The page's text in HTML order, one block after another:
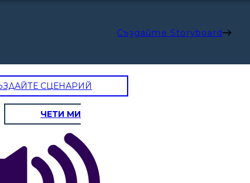
Създайте Storyboard
СЦЕНАРИЙ
ЧЕТИ МИ